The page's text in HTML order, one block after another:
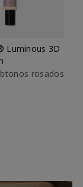
Luminous 3D
rosados